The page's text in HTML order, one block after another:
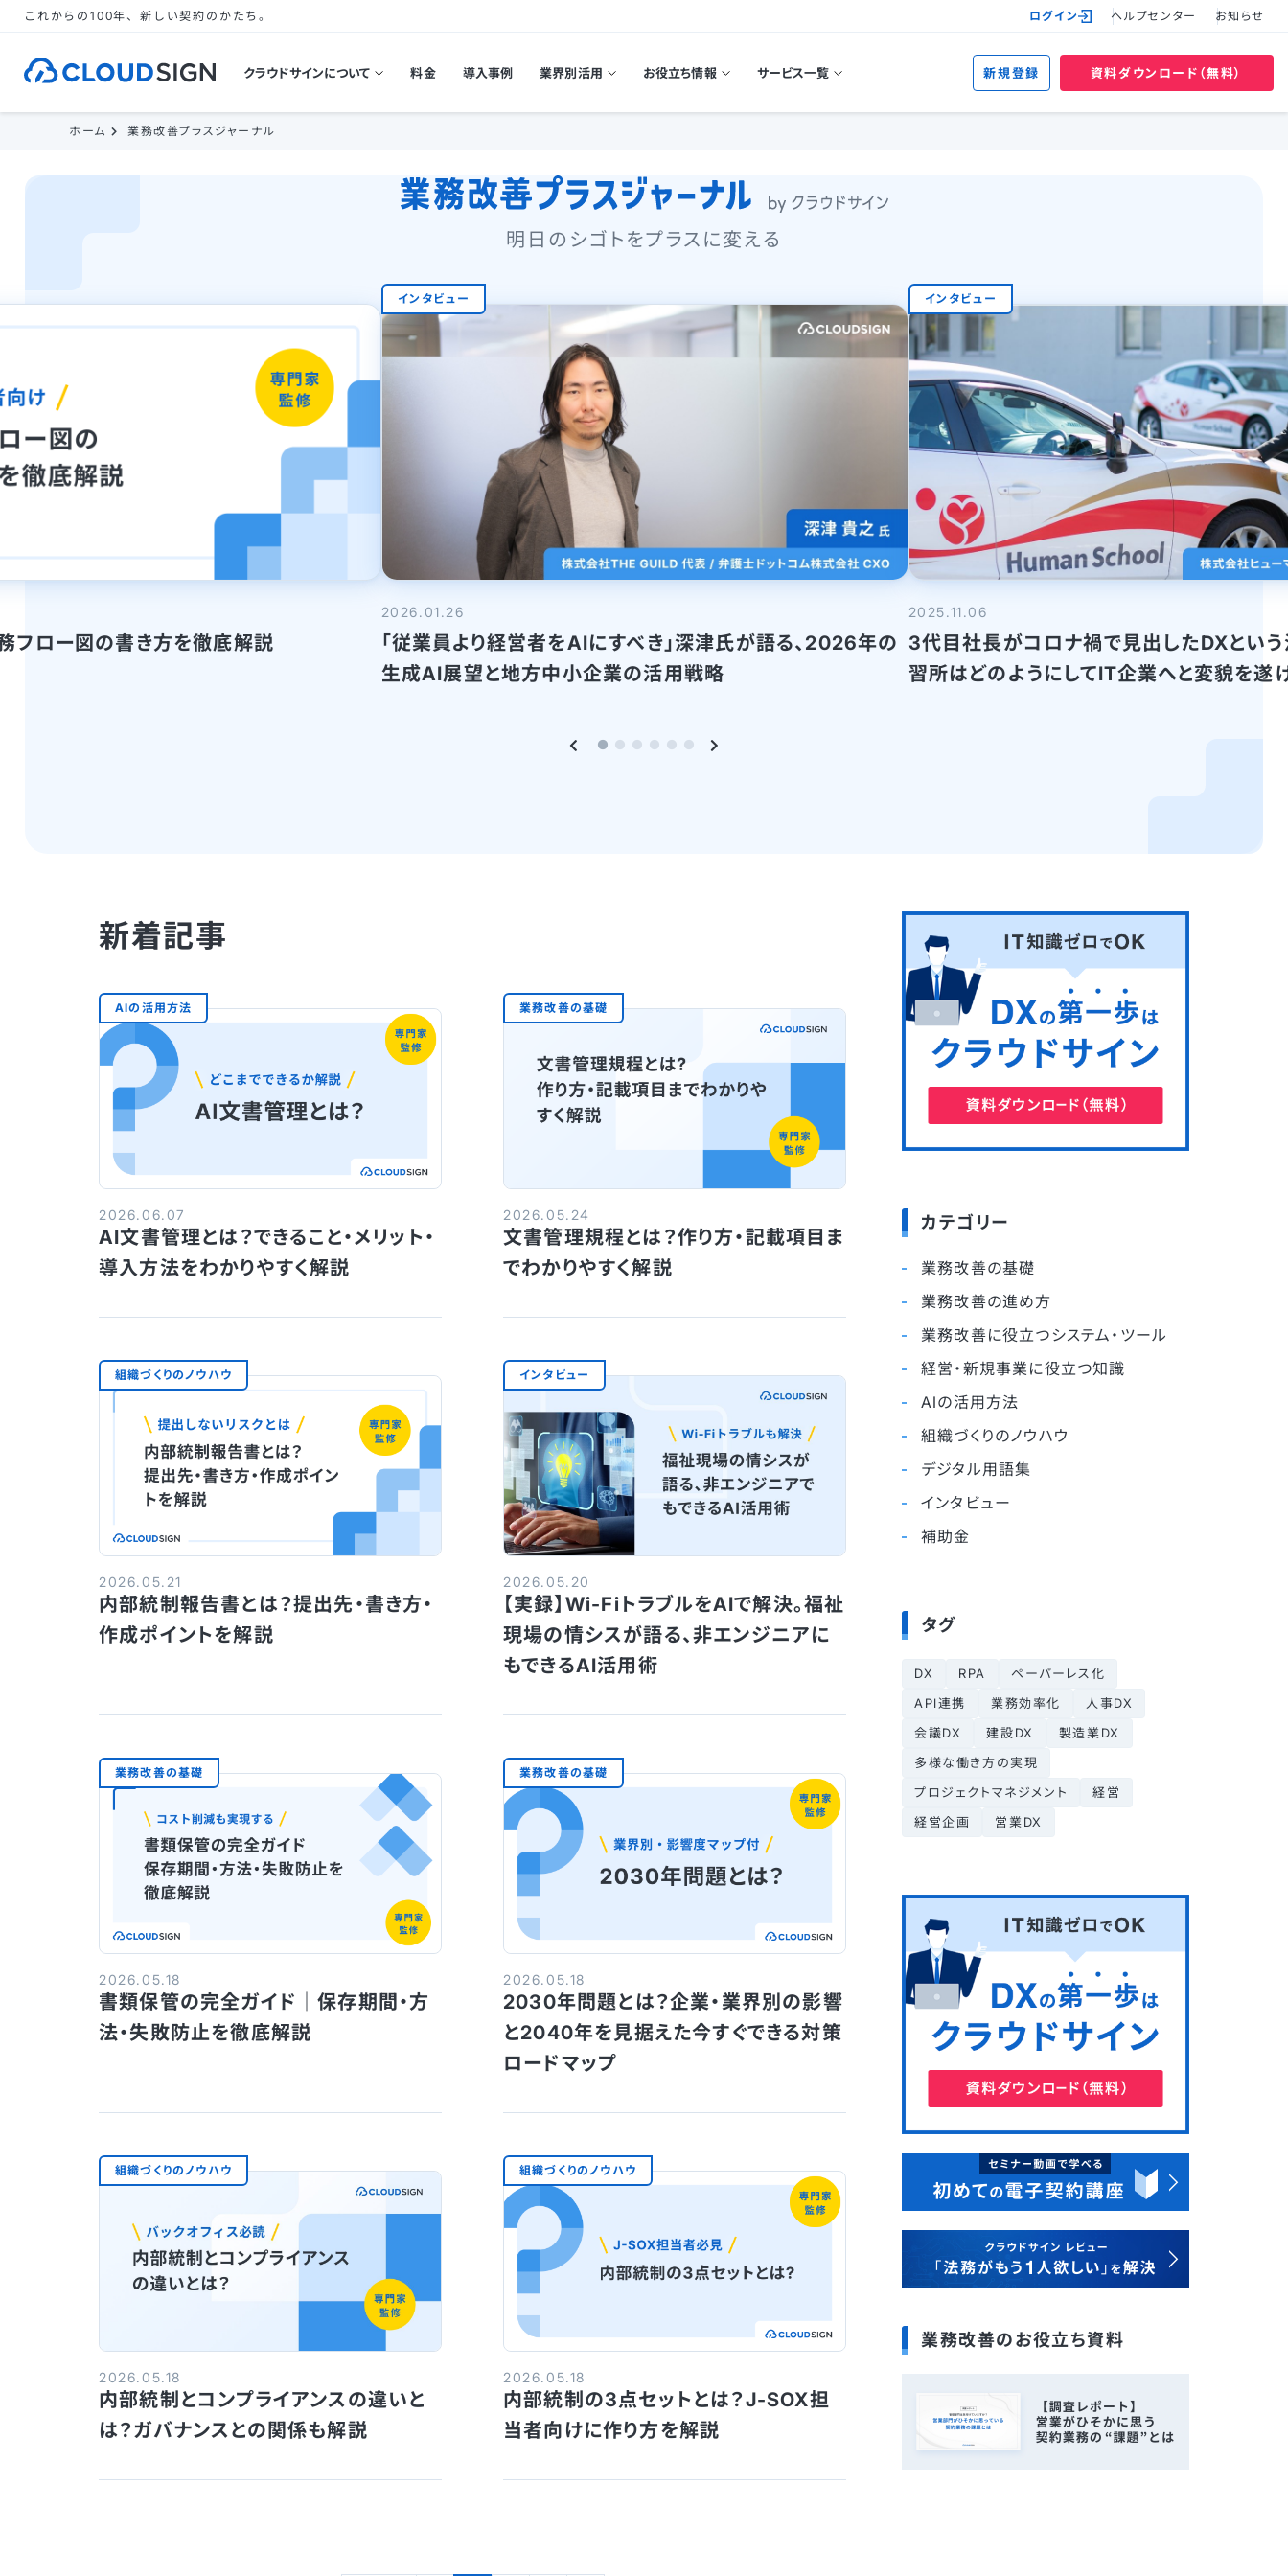
これからの100年、新しい契約のかたち。 ログイン ヘルプセンター お知らせ
クラウドサインについて 料金 導入事例 業界別活用 お役立ち情報 サービス一覧 新規登録 資料ダウンロード（無料）
ホーム 業務改善プラスジャーナル
明日のシゴトをプラスに変える
フロー図の書き方を徹底解説
インタビュー
2026.01.26
「従業員より経営者をAIにすべき」深津氏が語る、2026年の
生成AI展望と地方中小企業の活用戦略
インタビュー
2025.11.06
3代目社長がコロナ禍で見出したDXとい
習所はどのようにしてIT企業へと変貌を遂
新着記事
AIの活用方法
2026.06.07
AI文書管理とは？できること・メリット・
導入方法をわかりやすく解説
業務改善の基礎
2026.05.24
文書管理規程とは？作り方・記載項目ま
でわかりやすく解説
組織づくりのノウハウ
2026.05.21
内部統制報告書とは？提出先・書き方・
作成ポイントを解説
インタビュー
2026.05.20
【実録】Wi-FiトラブルをAIで解決。福祉
現場の情シスが語る、非エンジニアに
もできるAI活用術
業務改善の基礎
2026.05.18
書類保管の完全ガイド｜保存期間・方
法・失敗防止を徹底解説
業務改善の基礎
2026.05.18
2030年問題とは？企業・業界別の影響
と2040年を見据えた今すぐできる対策
ロードマップ
組織づくりのノウハウ
2026.05.18
内部統制とコンプライアンスの違いと
は？ガバナンスとの関係も解説
組織づくりのノウハウ
2026.05.18
内部統制の3点セットとは？J-SOX担
当者向けに作り方を解説
カテゴリー
業務改善の基礎
業務改善の進め方
業務改善に役立つシステム・ツール
経営・新規事業に役立つ知識
AIの活用方法
組織づくりのノウハウ
デジタル用語集
インタビュー
補助金
タグ
DX RPA
ペーパーレス化
API連携
業務効率化
人事DX
会議DX
建設DX
製造業DX
多様な働き方の実現
プロジェクトマネジメント
経営
経営企画
営業DX
業務改善のお役立ち資料